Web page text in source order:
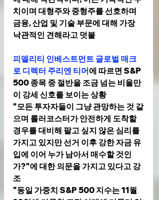
치이며 대형주와 중형주를 선호하며
금융, 산업 및 기술 부문에 대해 가장
낙관적인 견해라고 덧붙
피델리티 인베스트먼트 글로벌 매크
로 디렉터 주리엔 티머에 따르면 S&P
500 종목 중 절반을 조금 넘는 비율만
이 강세 신호를 보이는 상황
"모든 투자자들이 그냥 관망하는 것 같
으며 롤러코스터가 안전하게 도착할
경우를 대비해 팔고 싶지 않은 심리를
가지고 있지만 선거 이후 강한 자금 유
입에 이어 누가 남아서 매수할 것인
가?"에 대한 의문을 가지고 있다고 강
조
"동일 가중치 S&P 500 지수는 11월